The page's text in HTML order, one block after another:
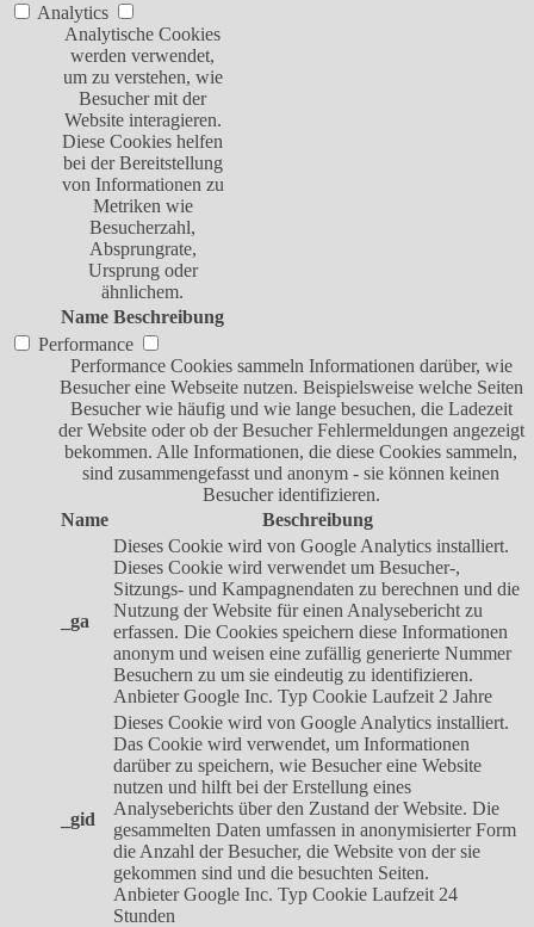
Analytics
Analytische Cookies
werden verwendet,
um zu verstehen, wie
Besucher mit der
Website interagieren.
Diese Cookies helfen
bei der Bereitstellung
von Informationen zu
Metriken wie
Besucherzahl,
Absprungrate,
Ursprung oder
ähnlichem.
Name Beschreibung
Performance
Performance Cookies sammeln Informationen darüber, wie
Besucher eine Webseite nutzen. Beispielsweise welche Seiten
Besucher wie häufig und wie lange besuchen, die Ladezeit
der Website oder ob der Besucher Fehlermeldungen angezeigt
bekommen. Alle Informationen, die diese Cookies sammeln,
sind zusammengefasst und anonym - sie können keinen
Besucher identifizieren.
Name
Beschreibung
_ga
Dieses Cookie wird von Google Analytics installiert.
Dieses Cookie wird verwendet um Besucher-,
Sitzungs- und Kampagnendaten zu berechnen und die
Nutzung der Website für einen Analysebericht zu
erfassen. Die Cookies speichern diese Informationen
anonym und weisen eine zufällig generierte Nummer
Besuchern zu um sie eindeutig zu identifizieren.
Anbieter Google Inc. Typ Cookie Laufzeit 2 Jahre
_gid
Dieses Cookie wird von Google Analytics installiert.
Das Cookie wird verwendet, um Informationen
darüber zu speichern, wie Besucher eine Website
nutzen und hilft bei der Erstellung eines
Analyseberichts über den Zustand der Website. Die
gesammelten Daten umfassen in anonymisierter Form
die Anzahl der Besucher, die Website von der sie
gekommen sind und die besuchten Seiten.
Anbieter Google Inc. Typ Cookie Laufzeit 24
Stunden